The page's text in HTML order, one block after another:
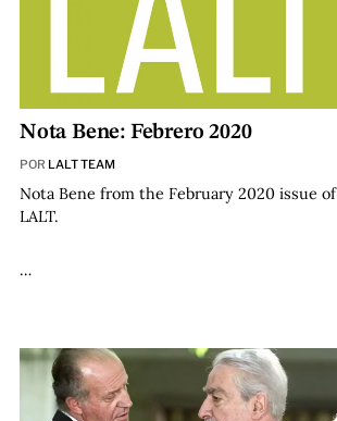
Nota Bene: Febrero 2020
POR LALT TEAM
Nota Bene from the February 2020 issue of
LALT.
…